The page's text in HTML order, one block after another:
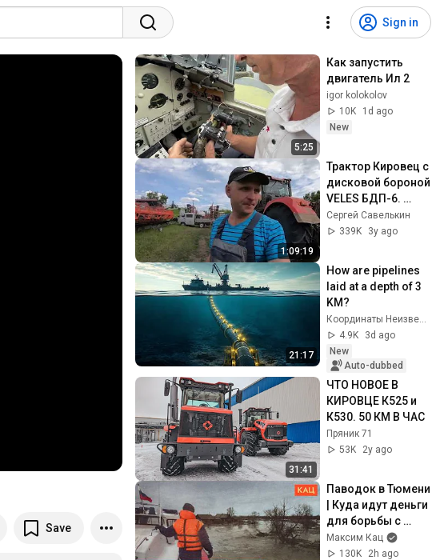
Sign in
Save
5:25
Как запустить
двигатель Ил 2
igor kolokolov
10K
1d ago
New
1:09:19
Трактор Кировец с
дисковой бороной
VELES БДП-6.
Продолжаем
испытания.
Сергей Савелькин
339K
3y ago
21:17
How are pipelines
laid at a depth of 3
KM?
Координаты Неизвестного
4.9K
3d ago
New
Auto-dubbed
31:41
ЧТО НОВОЕ В
КИРОВЦЕ К525 и
К530. 50 КМ В ЧАС
Пряник 71
53K
2y ago
Паводок в Тюмени
| Куда идут деньги
для борьбы с
катастрофой
(English subtitles)
Максим Кац
130K
2h ago